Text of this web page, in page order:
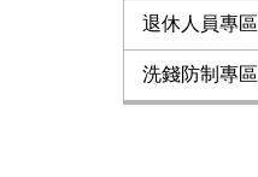
退休人員專區
洗錢防制專區